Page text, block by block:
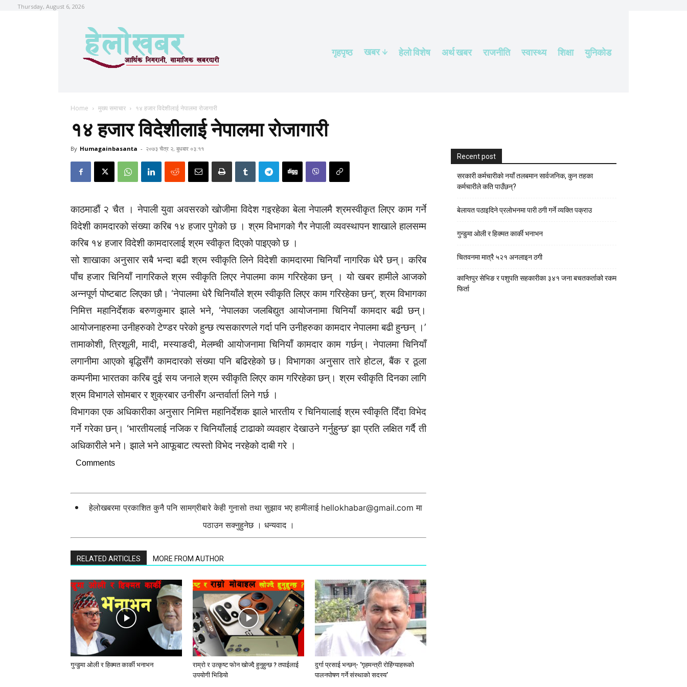
Thursday, August 6, 2026
गृहपृष्ठ खबर हेलाे विशेष अर्थ खबर राजनीति स्वास्थ्य शिक्षा युनिकोड
Home मुख्य समाचार १४ हजार विदेशीलाई नेपालमा रोजागारी
१४ हजार विदेशीलाई नेपालमा रोजागारी
By Humagainbasanta - २०७३ चैत्र २, बुधबार ०३:११
काठमाडाैं २ चैत । नेपाली युवा अवसरको खोजीमा विदेश गइरहेका बेला नेपालमै श्रमस्वीकृत लिएर काम गर्ने
विदेशी कामदारको संख्या करिब १४ हजार पुगेको छ । श्रम विभागको गैर नेपाली व्यवस्थापन शाखाले हालसम्म
करिब १४ हजार विदेशी कामदारलाई श्रम स्वीकृत दिएको पाइएको छ ।
सो शाखाका अनुसार सबै भन्दा बढी श्रम स्वीकृति लिने विदेशी कामदारमा चिनियाँ नागरिक धेरै छन्। करिब
पाँच हजार चिनियाँ नागरिकले श्रम स्वीकृति लिएर नेपालमा काम गरिरहेका छन् । यो खबर हामीले आजको
अन्नपूर्ण पोष्टबाट लिएका छौ। ‘नेपालमा धेरै चिनियाँले श्रम स्वीकृति लिएर काम गरिरहेका छन्’, श्रम विभागका
निमित्त महानिर्देशक बरुणकुमार झाले भने, ‘नेपालका जलबिद्युत आयोजनामा चिनियाँ कामदार बढी छन्।
आयोजनाहरुमा उनीहरुको टेण्डर परेको हुन्छ त्यसकारणले गर्दा पनि उनीहरुका कामदार नेपालमा बढी हुन्छन् ।’
तामाकोशी, त्रिशूली, मादी, मस्याङदी, मेलम्ची आयोजनामा चिनियाँ कामदार काम गर्छन्। नेपालमा चिनियाँ
लगानीमा आएको बृद्धिसँगै कामदारको संख्या पनि बढिरहेको छ। विभागका अनुसार तारे होटल, बैंक र ठूला
कम्पनीमा भारतका करिब दुई सय जनाले श्रम स्वीकृति लिएर काम गरिरहेका छन्। श्रम स्वीकृति दिनका लागि
श्रम विभागले सोमबार र शुक्रबार उनीसँग अन्तर्वार्ता लिने गर्छ ।
विभागका एक अधिकारीका अनुसार निमित्त महानिर्देशक झाले भारतीय र चिनियालाई श्रम स्वीकृति दिँदा विभेद
गर्ने गरेका छन्। ‘भारतीयलाई नजिक र चिनियाँलाई टाढाको व्यवहार देखाउने गर्नुहुन्छ’ झा प्रति लक्षित गर्दै ती
अधिकारीले भने। झाले भने आफूबाट त्यस्तो विभेद नरहेको दाबी गरे ।
Comments
हेलोखबरमा प्रकाशित कुनै पनि सामग्रीबारे केही गुनासो तथा सुझाव भए हामीलाई hellokhabar@gmail.com मा
पठाउन सक्नुहुनेछ । धन्यवाद ।
RELATED ARTICLES MORE FROM AUTHOR
गुन्डुमा ओली र हिक्मत कार्की भनाभन
राम्रो र उत्कृष्ट फोन खोज्दै हुनुहुन्छ ? तपाईलाई
उपयोगी भिडियो
दुर्गा प्रसाई भन्छन्- ‘गृहमन्त्री रोहिंग्याहरूको
पालनपोषण गर्ने संस्थाको सदस्य’
Recent post
सरकारी कर्मचारीकाे नयाँ तलबमान सार्वजनिक, कुन तहका
कर्मचारीले कति पाउँछन्?
बेलायत पठाइदिने प्रलाेभनमा पारी ठगी गर्ने व्यक्ति पक्राउ
गुन्डुमा ओली र हिक्मत कार्की भनाभन
चितवनमा मात्रै ५२१ अनलाइन ठगी
कान्तिपुर सेभिङ र पशुपति सहकारीका ३४१ जना बचतकर्ताको रकम
फिर्ता